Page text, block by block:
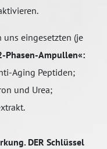
eingesetzten (je
Phasen-Ampullen«:
Aging Peptiden;
und Urea;
DER Schlüssel